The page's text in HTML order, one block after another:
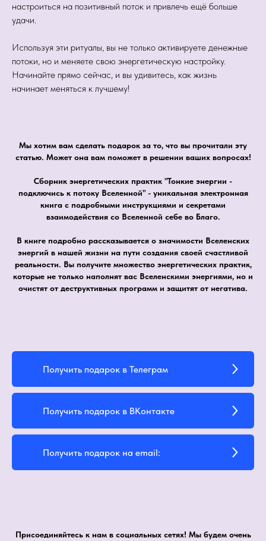
настроиться на позитивный поток и привлечь ещё больше
удачи.
Используя эти ритуалы, вы не только активируете денежные
потоки, но и меняете свою энергетическую настройку.
Начинайте прямо сейчас, и вы удивитесь, как жизнь
начинает меняться к лучшему!
Мы хотим вам сделать подарок за то, что вы прочитали эту
статью. Может она вам поможет в решении ваших вопросах!
Сборник энергетических практик "Тонкие энергии -
подключись к потоку Вселенной" - уникальная электронная
книга с подробными инструкциями и секретами
взаимодействия со Вселенной себе во Благо.
В книге подробно рассказывается о значимости Вселенских
энергий в нашей жизни на пути создания своей счастливой
реальности. Вы получите множество энергетических практик,
которые не только наполнят вас Вселенскими энергиями, но и
очистят от деструктивных программ и защитят от негатива.
Получить подарок в Телеграм
Получить подарок в ВКонтакте
Получить подарок на email:
Присоединяйтесь к нам в социальных сетях! Мы будем очень